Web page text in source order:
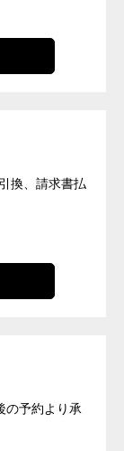
換、請求書払
の予約より承